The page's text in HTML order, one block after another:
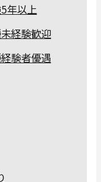
年以上
経験歓迎
験者優遇